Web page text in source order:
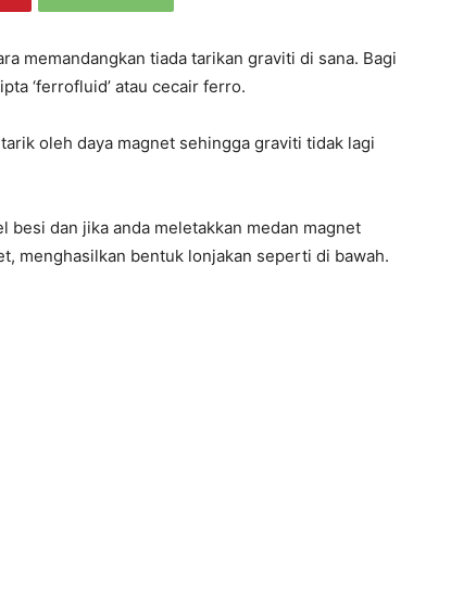
memandangkan tiada tarikan graviti di sana. Bagi
‘ferrofluid’ atau cecair ferro.
oleh daya magnet sehingga graviti tidak lagi
dan jika anda meletakkan medan magnet
menghasilkan bentuk lonjakan seperti di bawah.